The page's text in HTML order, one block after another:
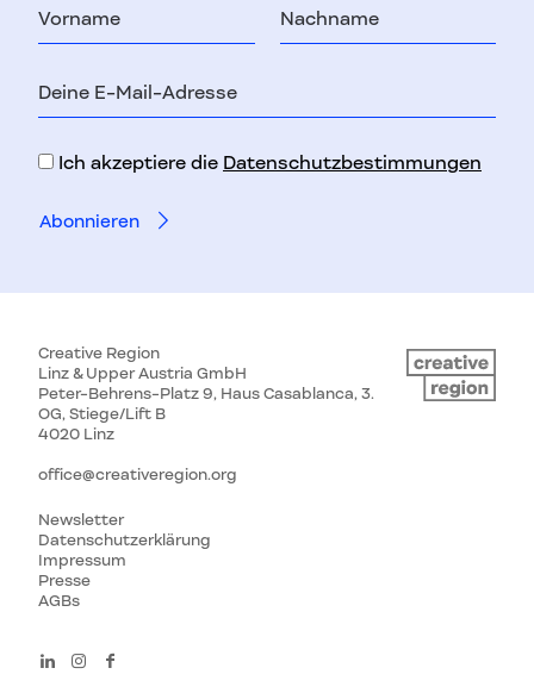
Nachname
Mail-
Ich akzeptiere die Datenschutzbestimmungen
Creative Region
Linz & Upper Austria GmbH
Peter-Behrens-Platz 9, Haus Casablanca, 3.
OG, Stiege/Lift B
4020 Linz
office@creativeregion.org
Newsletter
Datenschutzerklärung
Impressum
Presse
AGBs